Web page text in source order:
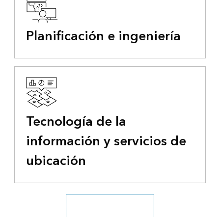
Planificación e ingeniería
Tecnología de la
información y servicios de
ubicación
Explorar todos los sectores